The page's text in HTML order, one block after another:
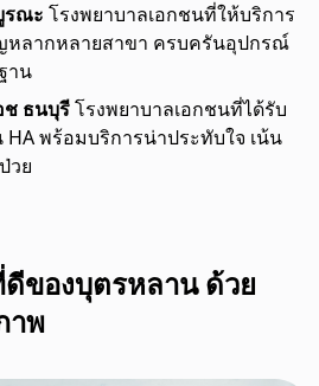
รณะ โรงพยาบาลเอกชนที่ให้บริการ
หลากหลายสาขา ครบครันอุปกรณ์
าน
ช ธนบุรีโรงพยาบาลเอกชนที่ได้รับ
HA พร้อมบริการน่าประทับใจ เน้น
วย
ของบุตรหลาน ด้วย
าพ